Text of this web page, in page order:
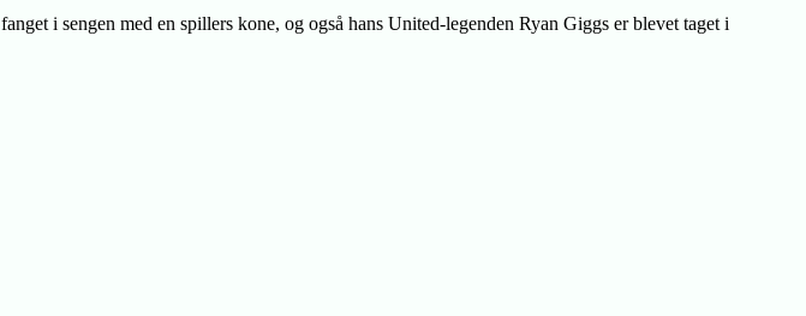
i sengen med en spillers kone, og også hans United-legenden Ryan Giggs er blevet taget i